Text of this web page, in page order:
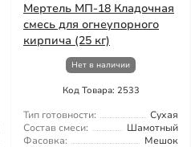
Мертель МП-18 Кладочная
смесь для огнеупорного
кирпича (25 кг)
Нет в наличии
Код Товара: 2533
Тип готовности:
Сухая
Состав смеси:
Шамотный
Фасовка:
Мешок